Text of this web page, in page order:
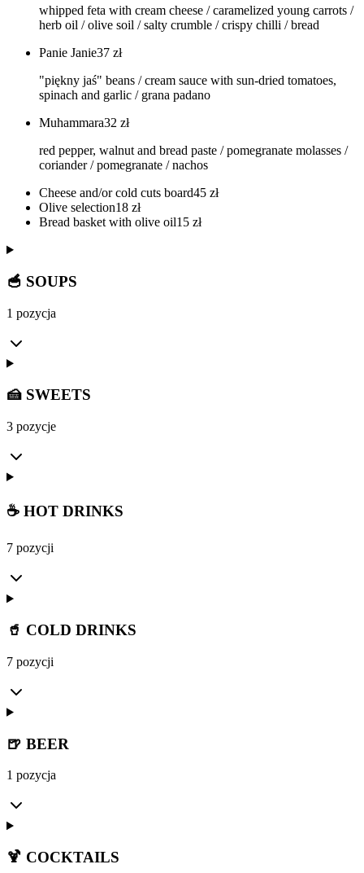
whipped feta with cream cheese / caramelized young carrots /
herb oil / olive soil / salty crumble / crispy chilli / bread
Panie Janie37 zł
"piękny jaś" beans / cream sauce with sun-dried tomatoes,
spinach and garlic / grana padano
Muhammara32 zł
red pepper, walnut and bread paste / pomegranate molasses /
coriander / pomegranate / nachos
Cheese and/or cold cuts board45 zł
Olive selection18 zł
Bread basket with olive oil15 zł
🥣 SOUPS
1 pozycja
🍰 SWEETS
3 pozycje
☕ HOT DRINKS
7 pozycji
🥤 COLD DRINKS
7 pozycji
🍺 BEER
1 pozycja
🍹 COCKTAILS